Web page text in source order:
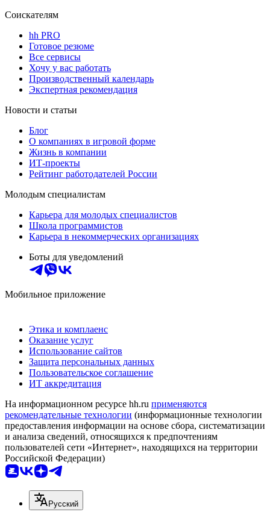
Соискателям
hh PRO
Готовое резюме
Все сервисы
Хочу у вас работать
Производственный календарь
Экспертная рекомендация
Новости и статьи
Блог
О компаниях в игровой форме
Жизнь в компании
ИТ-проекты
Рейтинг работодателей России
Молодым специалистам
Карьера для молодых специалистов
Школа программистов
Карьера в некоммерческих организациях
Боты для уведомлений
Мобильное приложение
Этика и комплаенс
Оказание услуг
Использование сайтов
Защита персональных данных
Пользовательское соглашение
ИТ аккредитация
На информационном ресурсе hh.ru применяются
рекомендательные технологии (информационные технологии
предоставления информации на основе сбора, систематизации
и анализа сведений, относящихся к предпочтениям
пользователей сети «Интернет», находящихся на территории
Российской Федерации)
Русский